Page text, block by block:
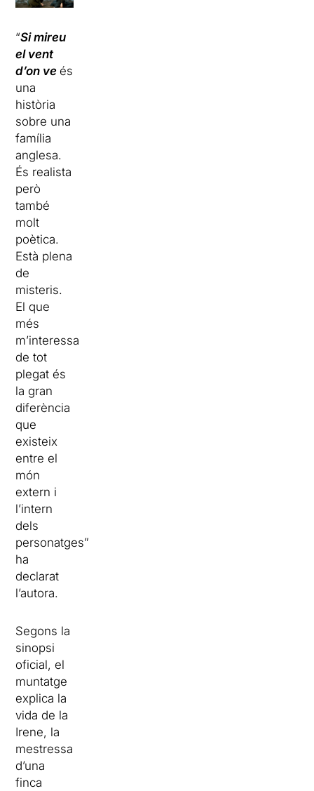
“Si mireu
el vent
d’on veés
una
història
sobre una
família
anglesa.
És realista
però
també
molt
poètica.
Està plena
de
misteris.
El que
més
m’interessa
de tot
plegat és
la gran
diferència
que
existeix
entre el
món
extern i
l’intern
dels
personatges”,
ha
declarat
l’autora.
Segons la
sinopsi
oficial, el
muntatge
explica la
vida de la
Irene, la
mestressa
d’una
finca